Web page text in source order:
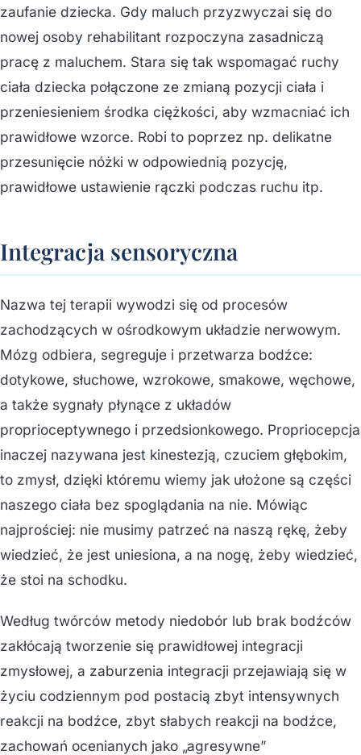
zaufanie dziecka. Gdy maluch przyzwyczai się do
nowej osoby rehabilitant rozpoczyna zasadniczą
pracę z maluchem. Stara się tak wspomagać ruchy
ciała dziecka połączone ze zmianą pozycji ciała i
przeniesieniem środka ciężkości, aby wzmacniać ich
prawidłowe wzorce. Robi to poprzez np. delikatne
przesunięcie nóżki w odpowiednią pozycję,
prawidłowe ustawienie rączki podczas ruchu itp.
Integracja sensoryczna
Nazwa tej terapii wywodzi się od procesów
zachodzących w ośrodkowym układzie nerwowym.
Mózg odbiera, segreguje i przetwarza bodźce:
dotykowe, słuchowe, wzrokowe, smakowe, węchowe,
a także sygnały płynące z układów
proprioceptywnego i przedsionkowego. Propriocepcja
inaczej nazywana jest kinestezją, czuciem głębokim,
to zmysł, dzięki któremu wiemy jak ułożone są części
naszego ciała bez spoglądania na nie. Mówiąc
najprościej: nie musimy patrzeć na naszą rękę, żeby
wiedzieć, że jest uniesiona, a na nogę, żeby wiedzieć,
że stoi na schodku.
Według twórców metody niedobór lub brak bodźców
zakłócają tworzenie się prawidłowej integracji
zmysłowej, a zaburzenia integracji przejawiają się w
życiu codziennym pod postacią zbyt intensywnych
reakcji na bodźce, zbyt słabych reakcji na bodźce,
zachowań ocenianych jako „agresywne”